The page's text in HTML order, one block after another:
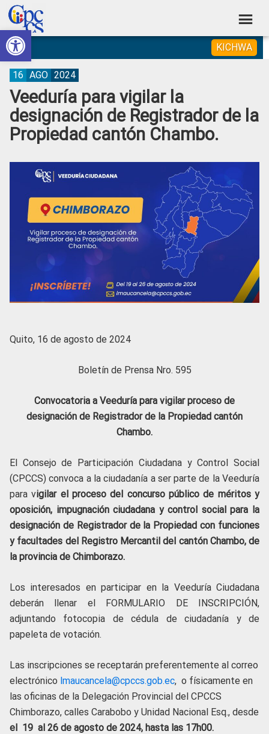
Abrir barra de herramientas
Skip
to
primary
navigation
Skip
to
main
content
Skip
to
primary
sidebar
Skip
to
footer
Consejo
de
Participación
Ciudadana
Control
Social
Construyendo
Poder
Ciudadano
KICHWA
Veeduría para vigilar la
designación de Registrador de la
Propiedad cantón Chambo.
16 AGO 2024
Quito, 16 de agosto de 2024
Boletín de Prensa Nro. 595
Convocatoria a Veeduría para vigilar proceso de
designación de Registrador de la Propiedad cantón
Chambo.
El Consejo de Participación Ciudadana y Control Social
(CPCCS) convoca a la ciudadanía a ser parte de la Veeduría
para vigilar el proceso del concurso público de méritos y
oposición, impugnación ciudadana y control social para la
designación de Registrador de la Propiedad con funciones
y facultades del Registro Mercantil del cantón Chambo, de
la provincia de Chimborazo.
Los interesados en participar en la Veeduría Ciudadana
deberán llenar el FORMULARIO DE INSCRIPCIÓN,
adjuntando fotocopia de cédula de ciudadanía y de
papeleta de votación.
Las inscripciones se receptarán preferentemente al correo
electrónico lmaucancela@cpccs.gob.ec, o físicamente en
las oficinas de la Delegación Provincial del CPCCS
Chimborazo, calles Carabobo y Unidad Nacional Esq., desde
el 19 al 26 de agosto de 2024, hasta las 17h00.